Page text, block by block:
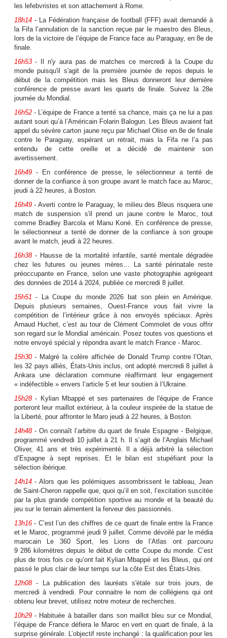
les lefebvristes et son attachement à Rome.
18h14- La Fédération française de football (FFF) avait demandé à
la Fifa l’annulation de la sanction reçue par le maestro des Bleus,
lors de la victoire de l’équipe de France face au Paraguay, en 8e de
finale.
16h53- Il n'y aura pas de matches ce mercredi à la Coupe du
monde puisqu'il s'agit de la première journée de repos depuis le
début de la compétition mais les Bleus donneront leur dernière
conférence de presse avant les quarts de finale. Suivez la 28e
journée du Mondial.
16h52- L’équipe de France a tenté sa chance, mais ça ne lui a pas
autant souri qu’à l’Américain Folarin Balogun. Les Bleus avaient fait
appel du sévère carton jaune reçu par Michael Olise en 8e de finale
contre le Paraguay, espérant un retrait, mais la Fifa ne l’a pas
entendu de cette oreille et a décidé de maintenir son
avertissement.
16h49- En conférence de presse, le sélectionneur a tenté de
donner de la confiance à son groupe avant le match face au Maroc,
jeudi à 22 heures, à Boston.
16h49- Averti contre le Paraguay, le milieu des Bleus risquera une
match de suspension s'il prend un jaune contre le Maroc, tout
comme Bradley Barcola et Manu Koné. En conférence de presse,
le sélectionneur a tenté de donner de la confiance à son groupe
avant le match, jeudi à 22 heures.
16h38- Hausse de la mortalité infantile, santé mentale dégradée
chez les futures ou jeunes mères… La santé périnatale reste
préoccupante en France, selon une vaste photographie agrégeant
des données de 2014 à 2024, publiée ce mercredi 8 juillet.
15h51 - La Coupe du monde 2026 bat son plein en Amérique.
Depuis plusieurs semaines, Ouest-France vous fait vivre la
compétition de l’intérieur grâce à nos envoyés spéciaux. Après
Arnaud Huchet, c’est au tour de Clément Commolet de vous offrir
son regard sur le Mondial américain. Posez toutes vos questions et
notre envoyé spécial y répondra avant le match France - Maroc.
15h30- Malgré la colère affichée de Donald Trump contre l’Otan,
les 32 pays alliés, États-Unis inclus, ont adopté mercredi 8 juillet à
Ankara une déclaration commune réaffirmant leur engagement
« indéfectible » envers l’article 5 et leur soutien à l’Ukraine.
15h28- Kylian Mbappé et ses partenaires de l'équipe de France
porteront leur maillot extérieur, à la couleur inspirée de la statue de
la Liberté, pour affronter le Maro jeudi à 22 heures, à Boston.
14h48- On connaît l’arbitre du quart de finale Espagne - Belgique,
programmé vendredi 10 juillet à 21 h. Il s’agit de l’Anglais Michael
Oliver, 41 ans et très expérimenté. Il a déjà arbitré la sélection
d’Espagne à sept reprises. Et le bilan est stupéfiant pour la
sélection ibérique.
14h14- Alors que les polémiques assombrissent le tableau, Jean
de Saint-Cheron rappelle que, quoi qu’il en soit, l’excitation suscitée
par la plus grande compétition sportive au monde et la beauté du
jeu sur le terrain alimentent la ferveur des passionnés.
13h16- C’est l’un des chiffres de ce quart de finale entre la France
et le Maroc, programmé jeudi 9 juillet. Comme dévoilé par le média
marocain Le 360 Sport, les Lions de l’Atlas ont parcouru
9 286 kilomètres depuis le début de cette Coupe du monde. C’est
plus de trois fois ce qu’ont fait Kylian Mbappé et les Bleus, qui ont
passé le plus clair de leur temps sur la côte Est des États-Unis.
12h08- La publication des lauréats s'étale sur trois jours, de
mercredi à vendredi. Pour connaitre le nom de collégiens qui ont
obtenu leur brevet, utilisez notre moteur de recherches.
10h29- Habituée à batailler dans son maillot bleu sur ce Mondial,
l’équipe de France défiera le Maroc en vert en quart de finale, à la
surprise générale. L’objectif reste inchangé : la qualification pour les